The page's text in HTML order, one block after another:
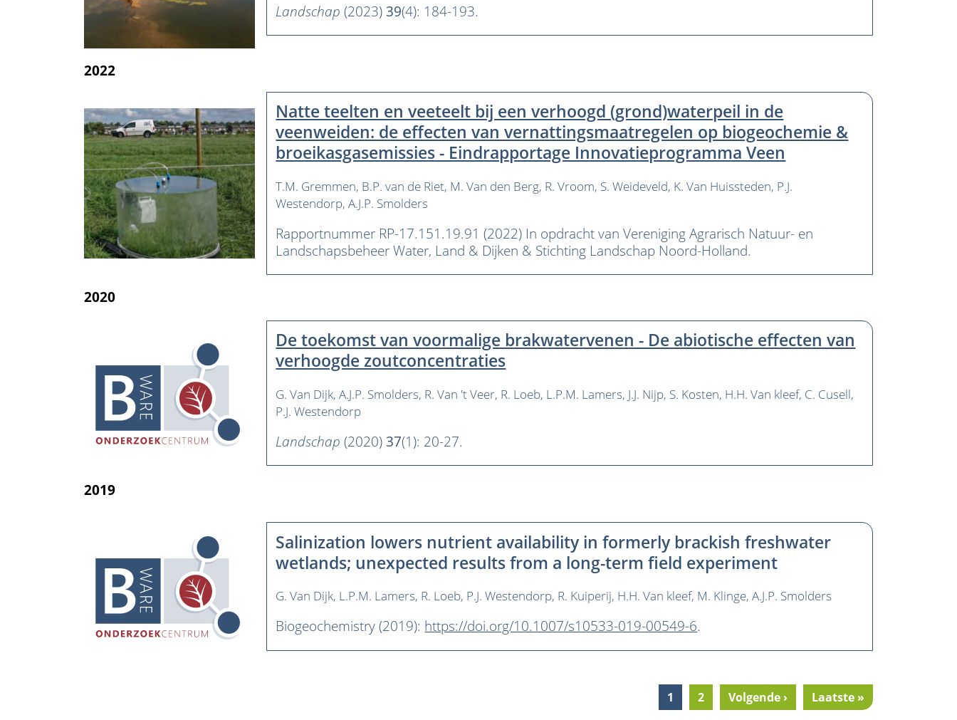
Landschap (2023)39(4): 184-193.
2022
Natte teelten en veeteelt bij een verhoogd (grond)waterpeil in de
veenweiden: de effecten van vernattingsmaatregelen op biogeochemie &
broeikasgasemissies - Eindrapportage Innovatieprogramma Veen
T.M. Gremmen B.P. van de Riet M. Van den Berg R. Vroom S. Weideveld K. Van Huissteden P.J.
Westendorp A.J.P. Smolders
Rapportnummer RP-17.151.19.91 (2022) In opdracht van Vereniging Agrarisch Natuur- en
Landschapsbeheer Water, Land & Dijken & Stichting Landschap Noord-Holland.
2020
De toekomst van voormalige brakwatervenen - De abiotische effecten van
verhoogde zoutconcentraties
G. Van Dijk A.J.P. Smolders R. Van 't Veer R. Loeb L.P.M. Lamers J.J. Nijp S. Kosten H.H. Van kleef C. Cusell
P.J. Westendorp
Landschap (2020)37(1): 20-27.
2019
Salinization lowers nutrient availability in formerly brackish freshwater
wetlands; unexpected results from a long-term field experiment
G. Van Dijk L.P.M. Lamers R. Loeb P.J. Westendorp R. Kuiperij H.H. Van kleef M. Klinge A.J.P. Smolders
Biogeochemistry (2019): https://doi.org/10.1007/s10533-019-00549-6.
Current
page
1 Pagina
2
Next
page
Volgende ›
Last
page
Laatste »